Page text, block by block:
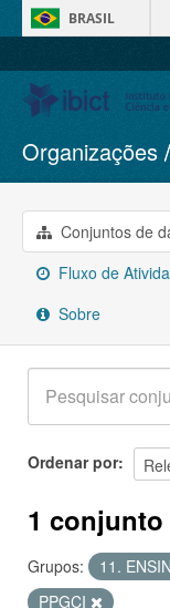
BRASIL
Conjuntos de
Organizações
Grupos
Sobre
Organizações
Conjuntos de
Fluxo de
Sobre
Ordenar por
1
Grupos: 11.
PPGCI